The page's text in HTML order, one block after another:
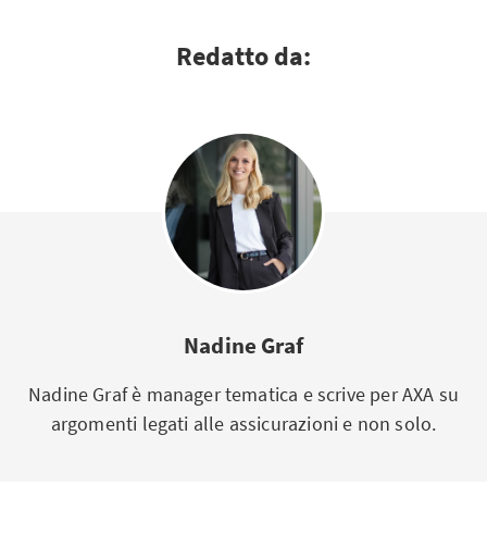
Redatto da:
Nadine Graf
Nadine Graf è manager tematica e scrive per AXA su
argomenti legati alle assicurazioni e non solo.